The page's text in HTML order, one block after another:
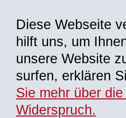
Diese Webseite
hilft uns, um
unsere Website
surfen, erklären
Sie mehr über
Widerspruch.